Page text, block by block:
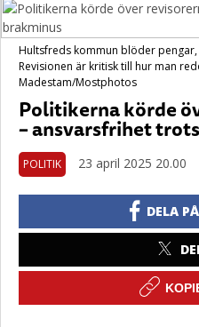
Hultsfreds kommun blöder
Revisionen är kritisk till hur man
Madestam/Mostphotos
Politikerna körde
– ansvarsfrihet
POLITIK 23 april 2025 20.00
DELA